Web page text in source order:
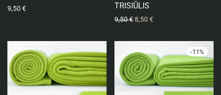
9,50 €
TRISIŪLIS
9,50€8,50 €
-11%